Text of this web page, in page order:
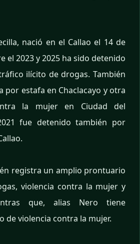
nació en el Callao el 14 de
el 2023 y 2025 ha sido detenido
ilícito de drogas. También
por estafa en Chaclacayo y otra
la mujer en Ciudad del
fue detenido también por
registra un amplio prontuario
violencia contra la mujer y
que, alias Nero tiene
de violencia contra la mujer.